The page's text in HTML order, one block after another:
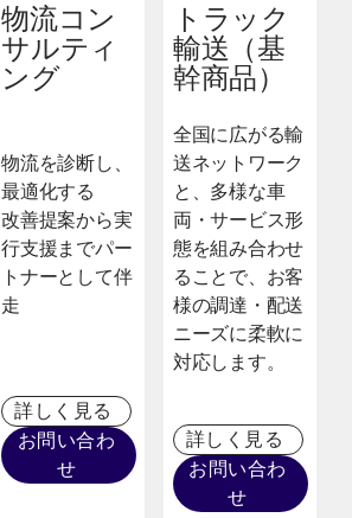
物流コン
サルティ
ング
物流を診断し、
最適化する
改善提案から実
行支援までパー
トナーとして伴
走
詳しく見る
お問い合わ
せ
トラック
輸送（基
幹商品）
全国に広がる輸
送ネットワーク
と、多様な車
両・サービス形
態を組み合わせ
ることで、お客
様の調達・配送
ニーズに柔軟に
対応します。
詳しく見る
お問い合わ
せ